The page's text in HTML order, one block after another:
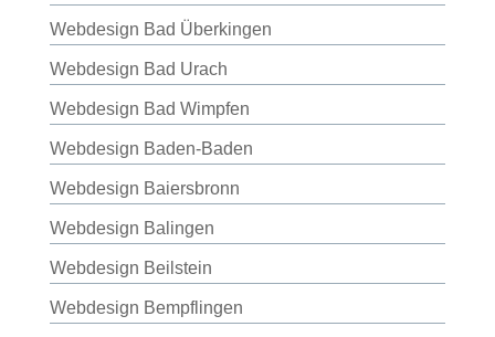
Webdesign Bad Überkingen
Webdesign Bad Urach
Webdesign Bad Wimpfen
Webdesign Baden-Baden
Webdesign Baiersbronn
Webdesign Balingen
Webdesign Beilstein
Webdesign Bempflingen